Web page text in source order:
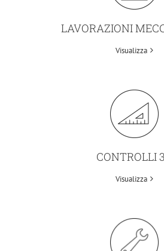
LAVORAZIONI
Visualizza
CONTROLLI
Visualizza